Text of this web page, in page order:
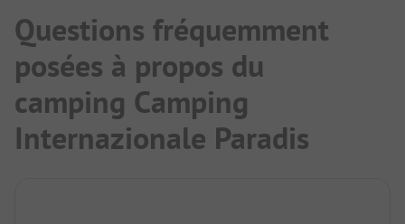
Questions fréquemment
posées à propos du
camping Camping
Internazionale Paradis